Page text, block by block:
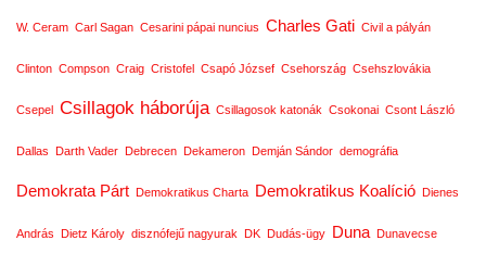
W. Ceram Carl Sagan Cesarini pápai nuncius Charles Gati Civil a pályán
Clinton Compson Craig Cristofel Csapó József Csehország Csehszlovákia
Csepel Csillagok háborúja Csillagosok katonák Csokonai Csont László
Dallas Darth Vader Debrecen Dekameron Demján Sándor demográfia
Demokrata Párt Demokratikus Charta Demokratikus Koalíció Dienes
András Dietz Károly disznófejű nagyurak DK Dudás-ügy Duna Dunavecse